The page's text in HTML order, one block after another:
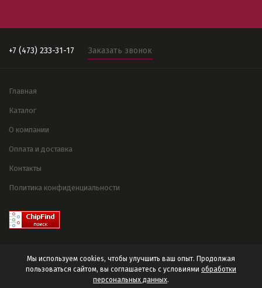
Мы используем cookies, чтобы улучшить ваш опыт. Продолжая
пользоваться сайтом, вы соглашаетесь с условиями обработки
персональных данных.
+7 (473) 233-31-17 Заказать звонок
Главная
Каталог
О компании
Оплата и доставка
Контакты
Политика конфиденциальности